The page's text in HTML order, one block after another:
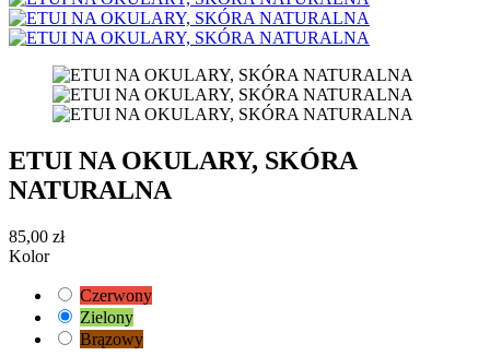
ETUI NA OKULARY, SKÓRA
NATURALNA
85,00 zł
Kolor
Czerwony
Zielony
Brązowy